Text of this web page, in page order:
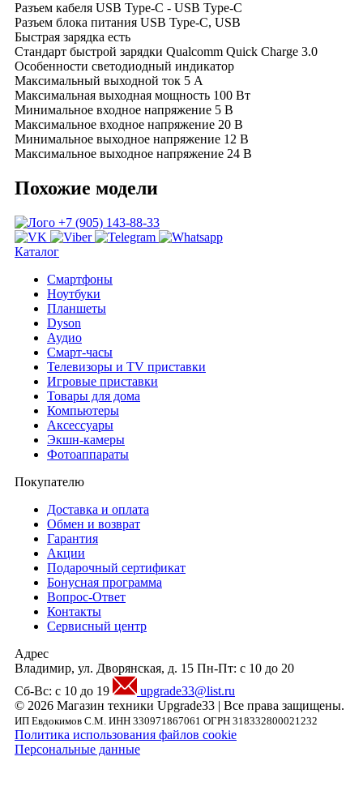
Разъем кабеля USB Type-C - USB Type-C
Разъем блока питания USB Type-C, USB
Быстрая зарядка есть
Стандарт быстрой зарядки Qualcomm Quick Charge 3.0
Особенности светодиодный индикатор
Максимальный выходной ток 5 А
Максимальная выходная мощность 100 Вт
Минимальное входное напряжение 5 В
Максимальное входное напряжение 20 В
Минимальное выходное напряжение 12 В
Максимальное выходное напряжение 24 В
Похожие модели
+7 (905) 143-88-33
Каталог
Смартфоны
Ноутбуки
Планшеты
Dyson
Аудио
Смарт-часы
Телевизоры и TV приставки
Игровые приставки
Товары для дома
Компьютеры
Аксесcуары
Экшн-камеры
Фотоаппараты
Покупателю
Доставка и оплата
Обмен и возврат
Гарантия
Акции
Подарочный сертификат
Бонусная программа
Вопрос-Ответ
Контакты
Сервисный центр
Адрес
Владимир, ул. Дворянская, д. 15 Пн-Пт: с 10 до 20
Сб-Вс: с 10 до 19
upgrade33@list.ru
© 2026 Магазин техники Upgrade33 | Все права защищены.
ИП Евдокимов С.М. ИНН 330971867061 ОГРН 318332800021232
Политика использования файлов cookie
Персональные данные